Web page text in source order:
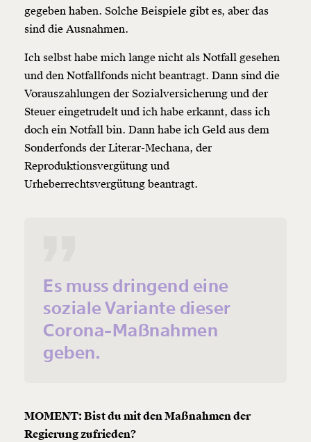
gegeben haben. Solche Beispiele gibt es, aber das
sind die Ausnahmen.
Ich selbst habe mich lange nicht als Notfall gesehen
und den Notfallfonds nicht beantragt. Dann sind die
Vorauszahlungen der Sozialversicherung und der
Steuer eingetrudelt und ich habe erkannt, dass ich
doch ein Notfall bin. Dann habe ich Geld aus dem
Sonderfonds der Literar-Mechana, der
Reproduktionsvergütung und
Urheberrechtsvergütung beantragt.
Es muss dringend eine
soziale Variante dieser
Corona-Maßnahmen
geben.
MOMENT: Bist du mit den Maßnahmen der
Regierung zufrieden?